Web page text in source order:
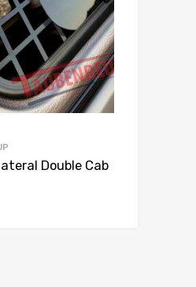
Double Cab